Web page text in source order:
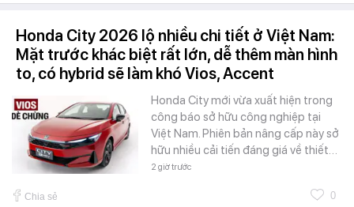
Honda City 2026 lộ nhiều chi tiết ở Việt Nam:
Mặt trước khác biệt rất lớn, dễ thêm màn hình
to, có hybrid sẽ làm khó Vios, Accent
Honda City mới vừa xuất hiện trong
công báo sở hữu công nghiệp tại
Việt Nam. Phiên bản nâng cấp này sở
hữu nhiều cải tiến đáng giá về thiết…
2 giờ trước
Chia sẻ 0